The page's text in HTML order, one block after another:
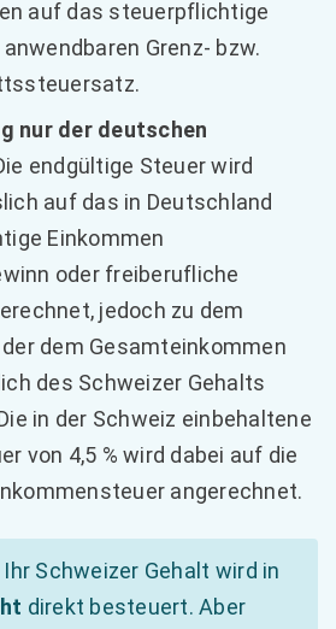
auf das steuerpflichtige
Grenz- bzw.
nur der deutschen
endgültige Steuer wird
auf das in Deutschland
Einkommen
oder freiberufliche
jedoch zu dem
dem Gesamteinkommen
des Schweizer Gehalts
in der Schweiz einbehaltene
von 4,5 % wird dabei auf die
angerechnet.
Ihr Schweizer Gehalt wird in
direkt besteuert. Aber